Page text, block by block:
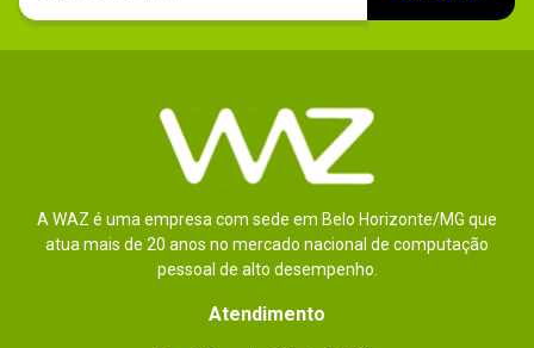
A WAZ é uma empresa com sede em Belo Horizonte/MG que
atua mais de 20 anos no mercado nacional de computação
pessoal de alto desempenho.
Atendimento